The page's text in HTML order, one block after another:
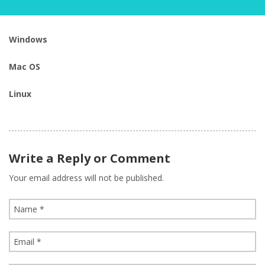
Windows
Mac OS
Linux
Write a Reply or Comment
Your email address will not be published.